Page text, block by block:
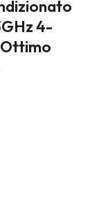
4-
Ottimo